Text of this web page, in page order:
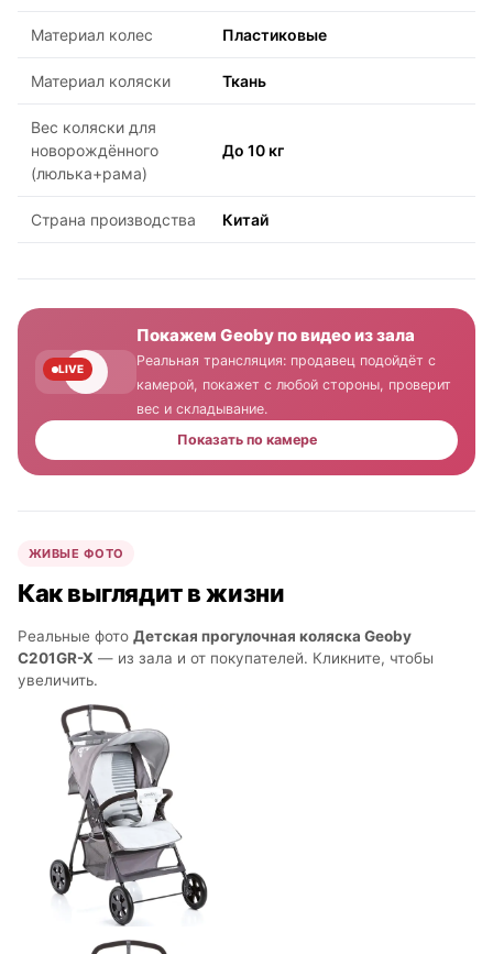
Материал колес Пластиковые
Материал коляски Ткань
Вес коляски для
новорождённого
(люлька+рама)
До 10 кг
Страна производства Китай
LIVE
Покажем Geoby по видео из зала
Реальная трансляция: продавец подойдёт с
камерой, покажет с любой стороны, проверит
вес и складывание.
Показать по камере
ЖИВЫЕ ФОТО
Как выглядит в жизни
Реальные фото Детская прогулочная коляска Geoby
C201GR-X — из зала и от покупателей. Кликните, чтобы
увеличить.